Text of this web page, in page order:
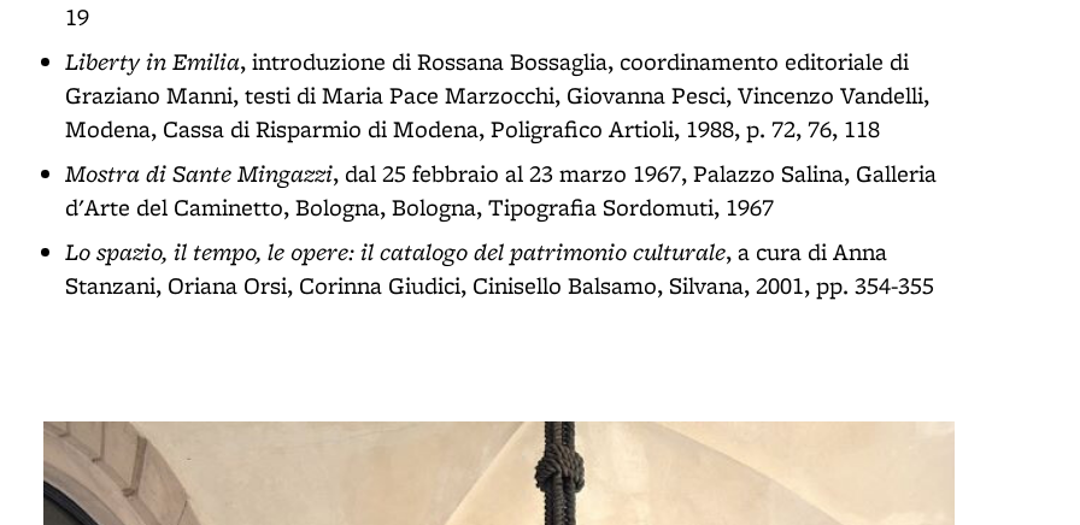
19
Liberty in Emilia, introduzione di Rossana Bossaglia, coordinamento editoriale di
Graziano Manni, testi di Maria Pace Marzocchi, Giovanna Pesci, Vincenzo Vandelli,
Modena, Cassa di Risparmio di Modena, Poligrafico Artioli, 1988, p. 72, 76, 118
Mostra di Sante Mingazzi, dal 25 febbraio al 23 marzo 1967, Palazzo Salina, Galleria
d'Arte del Caminetto, Bologna, Bologna, Tipografia Sordomuti, 1967
Lo spazio, il tempo, le opere: il catalogo del patrimonio culturale, a cura di Anna
Stanzani, Oriana Orsi, Corinna Giudici, Cinisello Balsamo, Silvana, 2001, pp. 354-355